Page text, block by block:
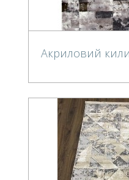
Акриловий